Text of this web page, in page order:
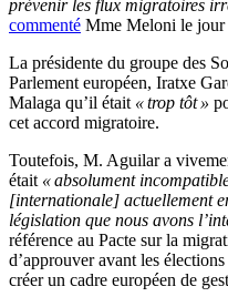
prévenir les flux migratoires
commenté Mme Meloni le jour
La présidente du groupe des
Parlement européen, Iratxe
Malaga qu’il était « trop tôt »
cet accord migratoire.
Toutefois, M. Aguilar a
était « absolument
[internationale] actuellement
législation que nous avons
référence au Pacte sur la
d’approuver avant les
créer un cadre européen de